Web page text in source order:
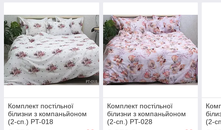
Комплект постільної
білизни з компаньйоном
(2-сп.) PT-018
Комплект постільної
білизни з компаньйоном
(2-сп.) PT-028
(2-